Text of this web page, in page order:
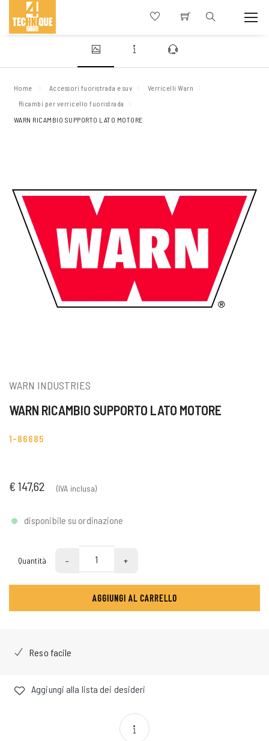
Home Accessori fuoristrada e suv
Verricelli Warn
Ricambi per verricello fuoristrada
WARN RICAMBIO SUPPORTO LATO MOTORE
WARN INDUSTRIES
WARN RICAMBIO SUPPORTO LATO MOTORE
1-86685
€ 147,62 (IVA inclusa)
disponibile su ordinazione
Quantità - +
AGGIUNGI AL CARRELLO
Reso facile
Aggiungi alla lista dei desideri